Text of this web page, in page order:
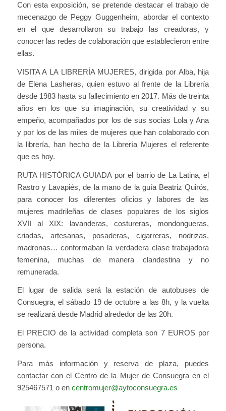
Con esta exposición, se pretende destacar el trabajo de
mecenazgo de Peggy Guggenheim, abordar el contexto
en el que desarrollaron su trabajo las creadoras, y
conocer las redes de colaboración que establecieron entre
ellas.
VISITA A LA LIBRERÍA MUJERES, dirigida por Alba, hija
de Elena Lasheras, quien estuvo al frente de la Librería
desde 1983 hasta su fallecimiento en 2017. Más de treinta
años en los que su imaginación, su creatividad y su
empeño, acompañados por los de sus socias Lola y Ana
y por los de las miles de mujeres que han colaborado con
la librería, han hecho de la Librería Mujeres el referente
que es hoy.
RUTA HISTÓRICA GUIADA por el barrio de La Latina, el
Rastro y Lavapiés, de la mano de la guía Beatriz Quirós,
para conocer los diferentes oficios y labores de las
mujeres madrileñas de clases populares de los siglos
XVII al XIX: lavanderas, costureras, mondongueras,
criadas, artesanas, posaderas, cigarreras, nodrizas,
madronas… conformaban la verdadera clase trabajadora
femenina, muchas de manera clandestina y no
remunerada.
El lugar de salida será la estación de autobuses de
Consuegra, el sábado 19 de octubre a las 8h, y la vuelta
se realizará desde Madrid alrededor de las 20h.
El PRECIO de la actividad completa son 7 EUROS por
persona.
Para más información y reserva de plaza, puedes
contactar con el Centro de la Mujer de Consuegra en el
925467571 o en centromujer@aytoconsuegra.es